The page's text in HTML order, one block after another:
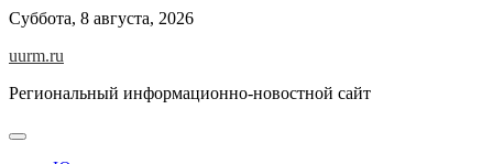
Skip
content
Суббота, 8 августа, 2026
uurm.ru
Региональный информационно-новостной сайт